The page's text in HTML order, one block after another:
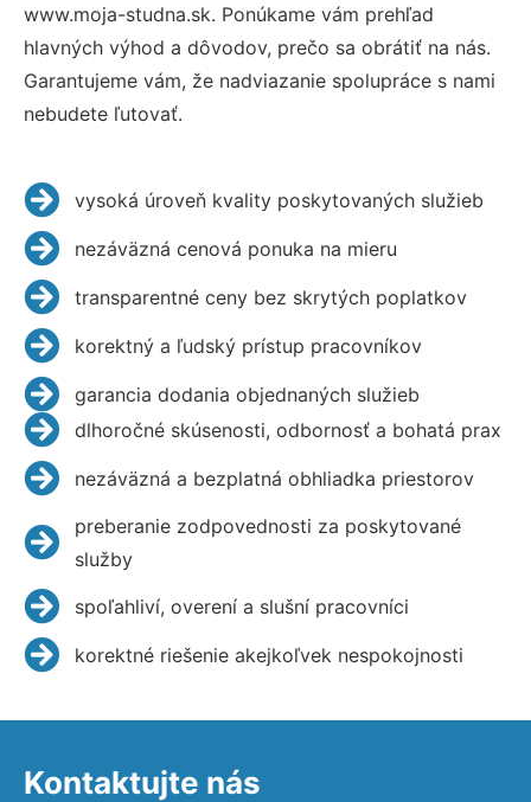
www.moja-studna.sk. Ponúkame vám prehľad
hlavných výhod a dôvodov, prečo sa obrátiť na nás.
Garantujeme vám, že nadviazanie spolupráce s nami
nebudete ľutovať.
vysoká úroveň kvality poskytovaných služieb
nezáväzná cenová ponuka na mieru
transparentné ceny bez skrytých poplatkov
korektný a ľudský prístup pracovníkov
garancia dodania objednaných služieb
dlhoročné skúsenosti, odbornosť a bohatá prax
nezáväzná a bezplatná obhliadka priestorov
preberanie zodpovednosti za poskytované
služby
spoľahliví, overení a slušní pracovníci
korektné riešenie akejkoľvek nespokojnosti
Kontaktujte nás